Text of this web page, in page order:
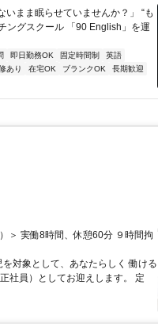
まま眠らせていませんか？」 “も
ングスクール 「90 English」を運
即日勤務OK 固定時間制
英語
あり 在宅OK ブランクOK
長期歓迎
＞ 実働8時間、休憩60分 ９時間拘
対象として、あなたらしく 働ける
社員）としてお迎えします。 定